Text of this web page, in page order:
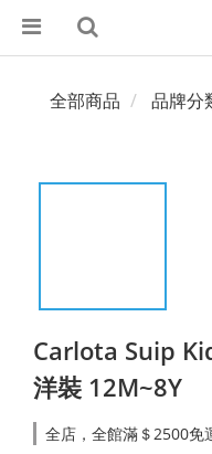
全部商品 品牌分
Carlota Suip
洋裝 12M~8Y
全店，全館滿＄2500免